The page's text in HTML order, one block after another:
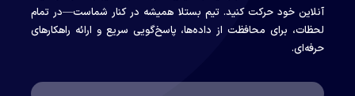
آنلاین خود حرکت کنید. تیم بستلا همیشه در کنار شماست—در تمام
لحظات، برای محافظت از داده‌ها، پاسخ‌گویی سریع و ارائه راهکارهای
حرفه‌ای.